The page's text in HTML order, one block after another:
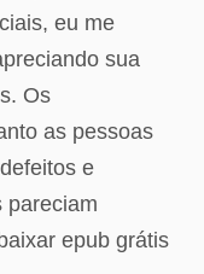
eu me
sua
Os
as pessoas
e
pareciam
epub grátis